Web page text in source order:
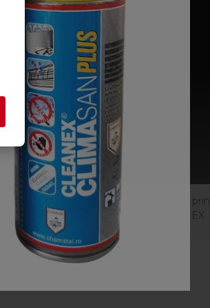
ale aparatelor de aer conditionat prin
PLUS (600ml), a igienizantului CLEANEX
CLIMATAB PLUS.